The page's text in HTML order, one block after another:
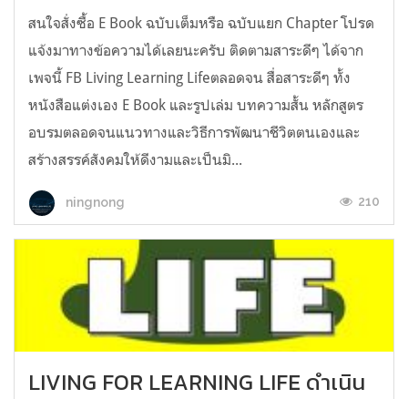
สนใจสั่งซื้อ E Book ฉบับเต็มหรือ ฉบับแยก Chapter โปรด
แจ้งมาทางข้อความได้เลยนะครับ ติดตามสาระดีๆ​ ได้จาก
เพจนี้​ FB Living Learning Lifeตลอดจน​ สื่อสาระดีๆ​ ทั้ง
หนังสือ​แต่งเอง​ E​ Book​ และรูปเล่ม บทความสั้น​ หลักสูตร
อบรมตลอดจนแนวทางและวิธีการพัฒนาชีวิตตนเองและ
สร้างสรรค์สังคมให้ดีงามและเป็นมิ...
ningnong 210
LIVING FOR LEARNING LIFE ดำเนิน